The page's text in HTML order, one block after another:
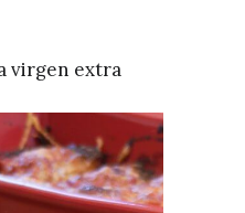
virgen extra